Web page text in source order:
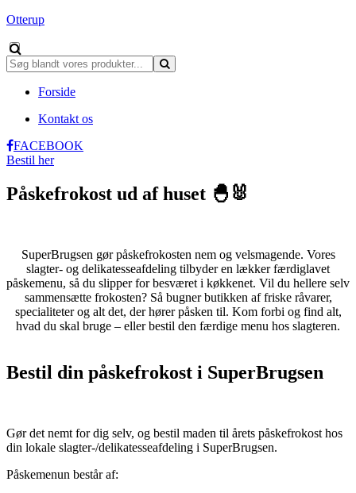
Otterup
Forside
Kontakt os
FACEBOOK
Bestil her
Påskefrokost ud af huset 🐣🐰
SuperBrugsen gør påskefrokosten nem og velsmagende. Vores
slagter- og delikatesseafdeling tilbyder en lækker færdiglavet
påskemenu, så du slipper for besværet i køkkenet. Vil du hellere selv
sammensætte frokosten? Så bugner butikken af friske råvarer,
specialiteter og alt det, der hører påsken til. Kom forbi og find alt,
hvad du skal bruge – eller bestil den færdige menu hos slagteren.
Bestil din påskefrokost i SuperBrugsen
Gør det nemt for dig selv, og bestil maden til årets påskefrokost hos
din lokale slagter-/delikatesseafdeling i SuperBrugsen.
Påskemenun består af: